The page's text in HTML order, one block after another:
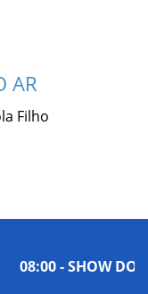
AR
Filho
08:00 - SHOW DO